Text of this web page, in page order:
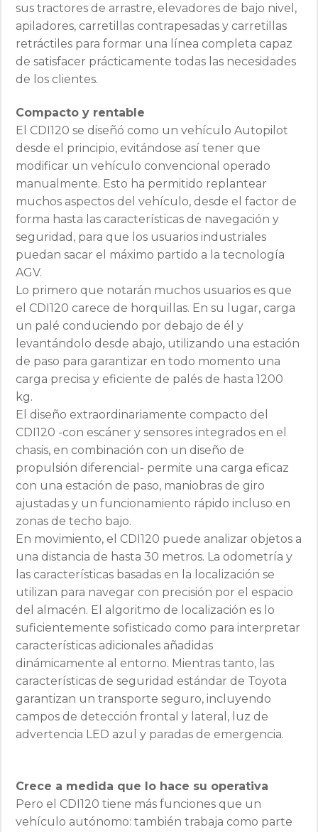
sus tractores de arrastre, elevadores de bajo nivel,
apiladores, carretillas contrapesadas y carretillas
retráctiles para formar una línea completa capaz
de satisfacer prácticamente todas las necesidades
de los clientes.
Compacto y rentable
El CDI120 se diseñó como un vehículo Autopilot
desde el principio, evitándose así tener que
modificar un vehículo convencional operado
manualmente. Esto ha permitido replantear
muchos aspectos del vehículo, desde el factor de
forma hasta las características de navegación y
seguridad, para que los usuarios industriales
puedan sacar el máximo partido a la tecnología
AGV.
Lo primero que notarán muchos usuarios es que
el CDI120 carece de horquillas. En su lugar, carga
un palé conduciendo por debajo de él y
levantándolo desde abajo, utilizando una estación
de paso para garantizar en todo momento una
carga precisa y eficiente de palés de hasta 1200
kg.
El diseño extraordinariamente compacto del
CDI120 -con escáner y sensores integrados en el
chasis, en combinación con un diseño de
propulsión diferencial- permite una carga eficaz
con una estación de paso, maniobras de giro
ajustadas y un funcionamiento rápido incluso en
zonas de techo bajo.
En movimiento, el CDI120 puede analizar objetos a
una distancia de hasta 30 metros. La odometría y
las características basadas en la localización se
utilizan para navegar con precisión por el espacio
del almacén. El algoritmo de localización es lo
suficientemente sofisticado como para interpretar
características adicionales añadidas
dinámicamente al entorno. Mientras tanto, las
características de seguridad estándar de Toyota
garantizan un transporte seguro, incluyendo
campos de detección frontal y lateral, luz de
advertencia LED azul y paradas de emergencia.
Crece a medida que lo hace su operativa
Pero el CDI120 tiene más funciones que un
vehículo autónomo: también trabaja como parte